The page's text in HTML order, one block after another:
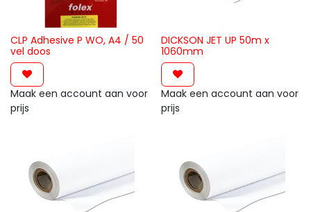
CLP Adhesive P WO, A4 / 50
vel doos
Maak een account aan voor
prijs
DICKSON JET UP 50m x
1060mm
Maak een account aan voor
prijs